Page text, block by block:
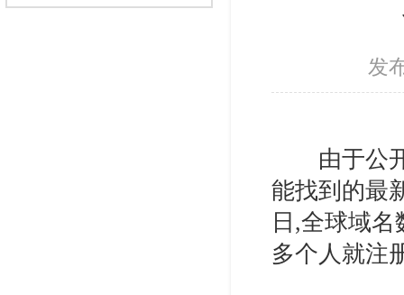
发
由于公开
能找到的最
日,全球域名
多个人就注